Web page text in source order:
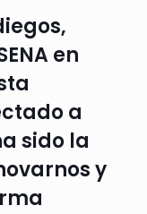
en
a
sido la
y